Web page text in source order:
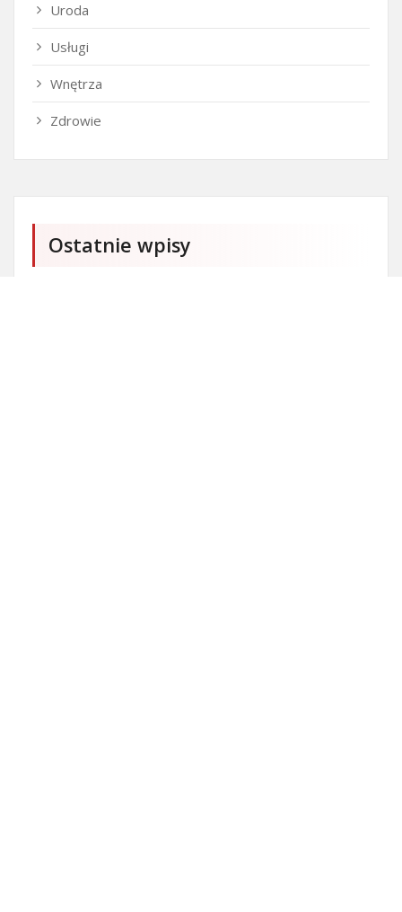
Uroda
Usługi
Wnętrza
Zdrowie
Ostatnie wpisy